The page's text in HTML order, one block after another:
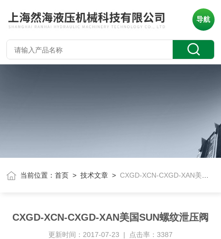
导航
当前位置：首页 >技术文章 >CXGD-XCN-CXGD-XAN美国SUN螺纹泄压阀
CXGD-XCN-CXGD-XAN美国SUN螺纹泄压阀
更新时间：2017-07-23 | 点击率：3387